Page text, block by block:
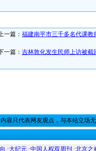
一篇： 福建南平市三千多名代课教
一篇： 吉林敦化发生民师上访被截
内容只代表网友观点，与本站立场
·大纪元 ·中国人权双周刊 ·北京之